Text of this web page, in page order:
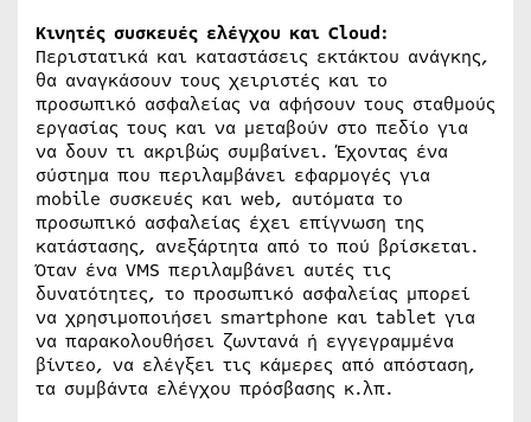
Κινητές συσκευές ελέγχου και Cloud:
Περιστατικά και καταστάσεις εκτάκτου ανάγκης,
θα αναγκάσουν τους χειριστές και το
προσωπικό ασφαλείας να αφήσουν τους σταθμούς
εργασίας τους και να μεταβούν στο πεδίο για
να δουν τι ακριβώς συμβαίνει. Έχοντας ένα
σύστημα που περιλαμβάνει εφαρμογές για
mobile συσκευές και web, αυτόματα το
προσωπικό ασφαλείας έχει επίγνωση της
κατάστασης, ανεξάρτητα από το πού βρίσκεται.
Όταν ένα VMS περιλαμβάνει αυτές τις
δυνατότητες, το προσωπικό ασφαλείας μπορεί
να χρησιμοποιήσει smartphone και tablet για
να παρακολουθήσει ζωντανά ή εγγεγραμμένα
βίντεο, να ελέγξει τις κάμερες από απόσταση,
τα συμβάντα ελέγχου πρόσβασης κ.λπ.